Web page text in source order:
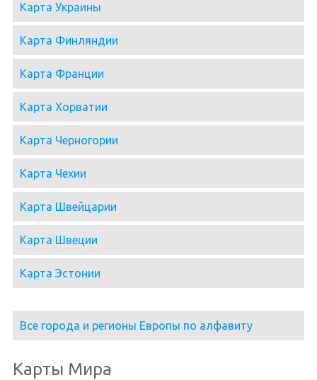
Карта Украины
Карта Финляндии
Карта Франции
Карта Хорватии
Карта Черногории
Карта Чехии
Карта Швейцарии
Карта Швеции
Карта Эстонии
Все города и регионы Европы по алфавиту
Карты Мира